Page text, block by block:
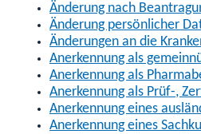
Änderung nach
Änderung persönlicher
Änderungen an die
Anerkennung als
Anerkennung als
Anerkennung als Prüf-,
Anerkennung eines
Anerkennung eines